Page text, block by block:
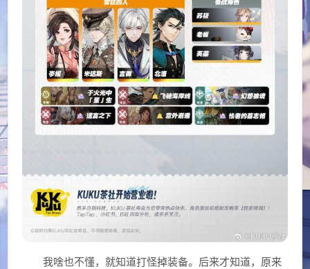
我啥也不懂，就知道打怪掉装备。后来才知道，原来